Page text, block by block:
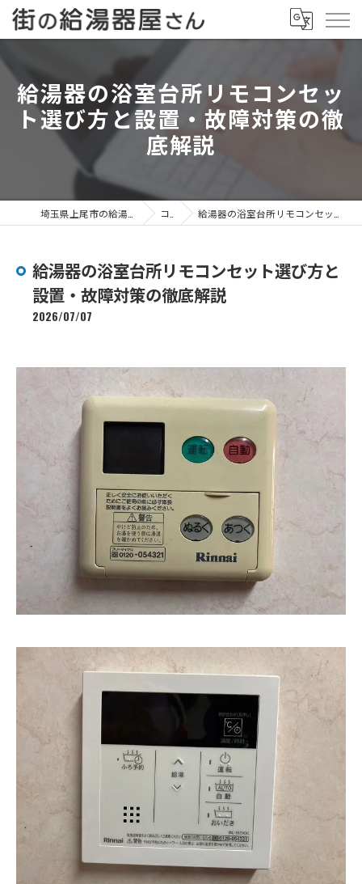
給湯器の浴室台所リモコンセッ
ト選び方と設置・故障対策の徹
底解説
コラム 給湯器の浴室台所リモコンセット選び方と設置・故障対策の徹底解説
給湯器の浴室台所リモコンセット選び方と
設置・故障対策の徹底解説
2026/07/07